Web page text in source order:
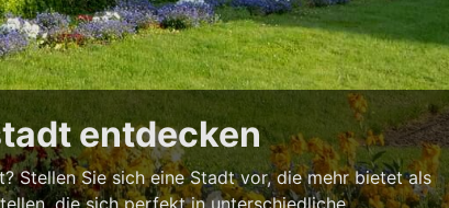
entdecken
Stellen Sie sich eine Stadt vor, die mehr bietet als